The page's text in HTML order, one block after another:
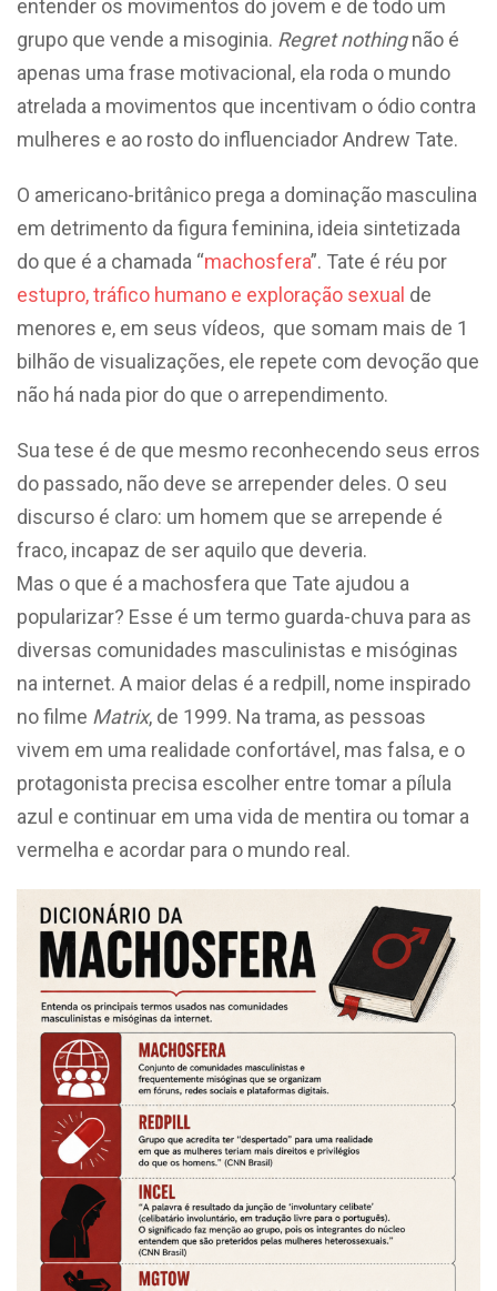
entender os movimentos do jovem e de todo um
grupo que vende a misoginia. Regret nothingnão é
apenas uma frase motivacional, ela roda o mundo
atrelada a movimentos que incentivam o ódio contra
mulheres e ao rosto do influenciador Andrew Tate.
O americano-britânico prega a dominação masculina
em detrimento da figura feminina, ideia sintetizada
do que é a chamada “machosfera”. Tate é réu por
estupro, tráfico humano e exploração sexual de
menores e, em seus vídeos, que somam mais de 1
bilhão de visualizações, ele repete com devoção que
não há nada pior do que o arrependimento.
Sua tese é de que mesmo reconhecendo seus erros
do passado, não deve se arrepender deles. O seu
discurso é claro: um homem que se arrepende é
fraco, incapaz de ser aquilo que deveria.
Mas o que é a machosfera que Tate ajudou a
popularizar? Esse é um termo guarda-chuva para as
diversas comunidades masculinistas e misóginas
na internet. A maior delas é a redpill, nome inspirado
no filme Matrix, de 1999. Na trama, as pessoas
vivem em uma realidade confortável, mas falsa, e o
protagonista precisa escolher entre tomar a pílula
azul e continuar em uma vida de mentira ou tomar a
vermelha e acordar para o mundo real.